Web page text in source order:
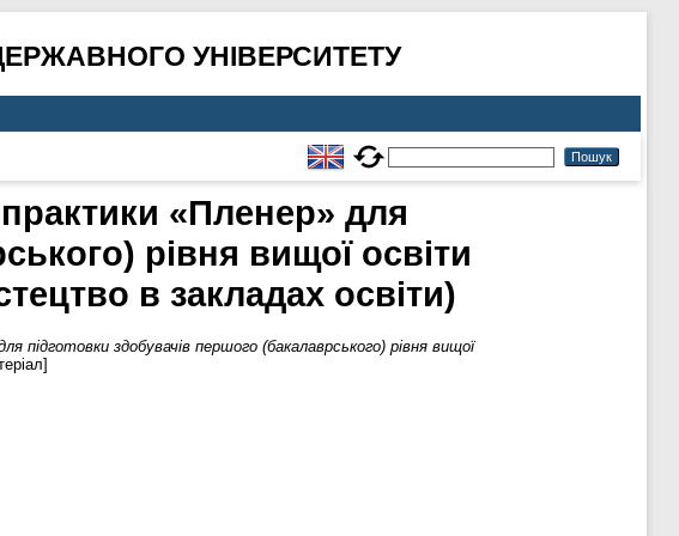
УНІВЕРСИТЕТУ
«Пленер» для
рівня вищої освіти
в закладах освіти)
підготовки здобувачів першого (бакалаврського) рівня вищої